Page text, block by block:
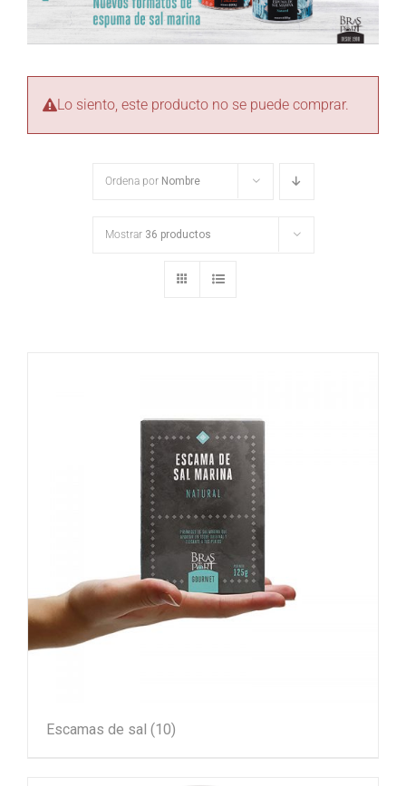
Lo siento, este producto no se puede comprar.
Ordena por Nombre
Mostrar 36 productos
Escamas de sal (10)